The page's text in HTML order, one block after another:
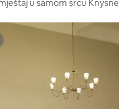
u samom srcu Knysne